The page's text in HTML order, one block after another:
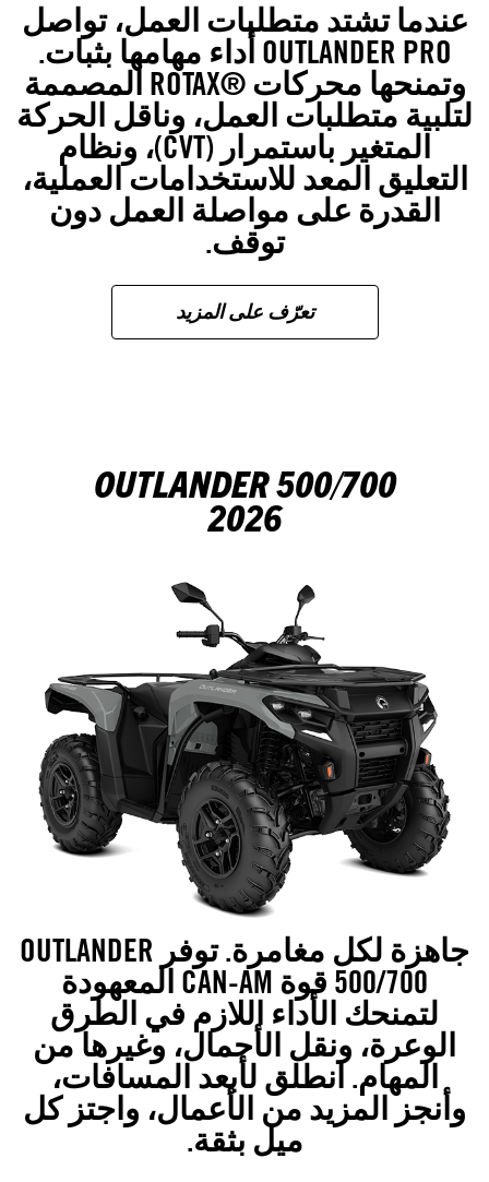
عندما تشتد متطلبات العمل، تواصل
OUTLANDER PRO أداء مهامها بثبات.
وتمنحها محركات ®ROTAX المصممة
لتلبية متطلبات العمل، وناقل الحركة
المتغير باستمرار (CVT)، ونظام
التعليق المعد للاستخدامات العملية،
القدرة على مواصلة العمل دون
توقف.
تعرّف على المزيد
OUTLANDER 500/700
2026
جاهزة لكل مغامرة. توفر OUTLANDER
500/700 قوة CAN-AM المعهودة
لتمنحك الأداء اللازم في الطرق
الوعرة، ونقل الأحمال، وغيرها من
المهام. انطلق لأبعد المسافات،
وأنجز المزيد من الأعمال، واجتز كل
ميل بثقة.